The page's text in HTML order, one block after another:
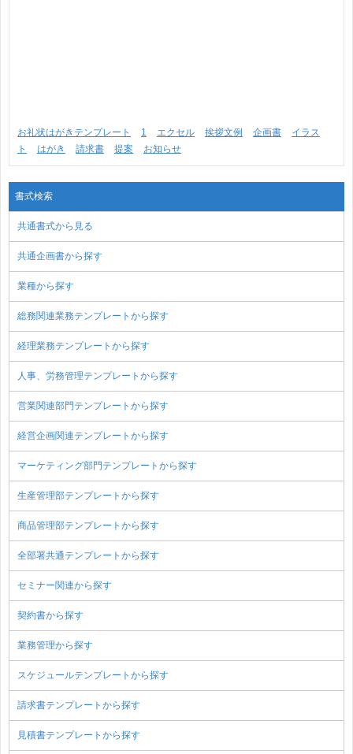
お礼状はがきテンプレート 1 エクセル 挨拶文例 企画書
イラス
ト
はがき 請求書 提案 お知らせ
書式検索
共通書式から見る
共通企画書から探す
業種から探す
総務関連業務テンプレートから探す
経理業務テンプレートから探す
人事、労務管理テンプレートから探す
営業関連部門テンプレートから探す
経営企画関連テンプレートから探す
マーケティング部門テンプレートから探す
生産管理部テンプレートから探す
商品管理部テンプレートから探す
全部署共通テンプレートから探す
セミナー関連から探す
契約書から探す
業務管理から探す
スケジュールテンプレートから探す
請求書テンプレートから探す
見積書テンプレートから探す